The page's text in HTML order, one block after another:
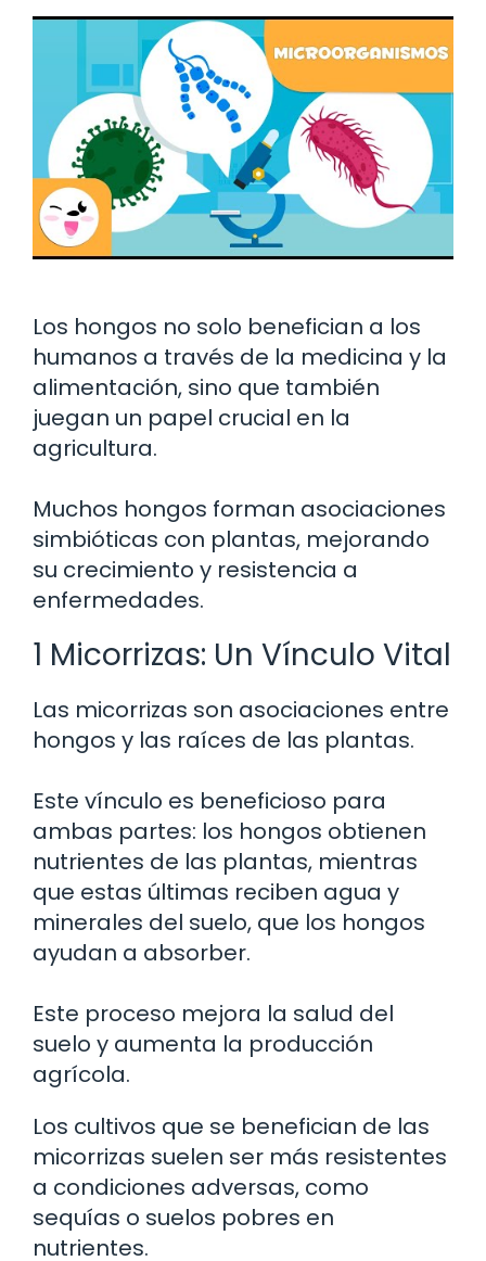
Los hongos no solo benefician a los
humanos a través de la medicina y la
alimentación, sino que también
juegan un papel crucial en la
agricultura.
Muchos hongos forman asociaciones
simbióticas con plantas, mejorando
su crecimiento y resistencia a
enfermedades.
1 Micorrizas: Un Vínculo Vital
Las micorrizas son asociaciones entre
hongos y las raíces de las plantas.
Este vínculo es beneficioso para
ambas partes: los hongos obtienen
nutrientes de las plantas, mientras
que estas últimas reciben agua y
minerales del suelo, que los hongos
ayudan a absorber.
Este proceso mejora la salud del
suelo y aumenta la producción
agrícola.
Los cultivos que se benefician de las
micorrizas suelen ser más resistentes
a condiciones adversas, como
sequías o suelos pobres en
nutrientes.